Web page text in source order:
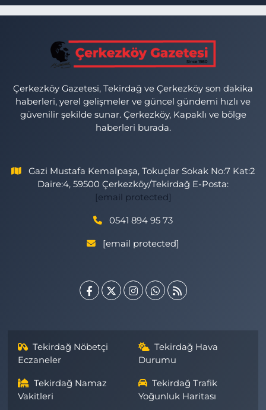
Çerkezköy Gazetesi, Tekirdağ ve Çerkezköy son dakika
haberleri, yerel gelişmeler ve güncel gündemi hızlı ve
güvenilir şekilde sunar. Çerkezköy, Kapaklı ve bölge
haberleri burada.
Gazi Mustafa Kemalpaşa, Tokuçlar Sokak No:7 Kat:2
Daire:4, 59500 Çerkezköy/Tekirdağ E-Posta:
[email protected]
0541 894 95 73
[email protected]
Tekirdağ Nöbetçi
Eczaneler
Tekirdağ Hava
Durumu
Tekirdağ Namaz
Vakitleri
Tekirdağ Trafik
Yoğunluk Haritası